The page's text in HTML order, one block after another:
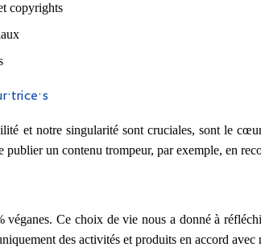
copyrights
et notre singularité sont cruciales, sont le
publier un contenu trompeur, par exemple, en
véganes. Ce choix de vie nous a donné à
des activités et produits en accord